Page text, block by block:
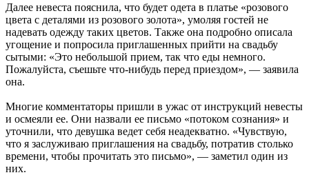
Далее невеста пояснила, что будет одета в платье «розового
цвета с деталями из розового золота», умоляя гостей не
надевать одежду таких цветов. Также она подробно описала
угощение и попросила приглашенных прийти на свадьбу
сытыми: «Это небольшой прием, так что еды немного.
Пожалуйста, съешьте что-нибудь перед приездом», — заявила
она.
Многие комментаторы пришли в ужас от инструкций невесты
и осмеяли ее. Они назвали ее письмо «потоком сознания» и
уточнили, что девушка ведет себя неадекватно. «Чувствую,
что я заслуживаю приглашения на свадьбу, потратив столько
времени, чтобы прочитать это письмо», — заметил один из
них.